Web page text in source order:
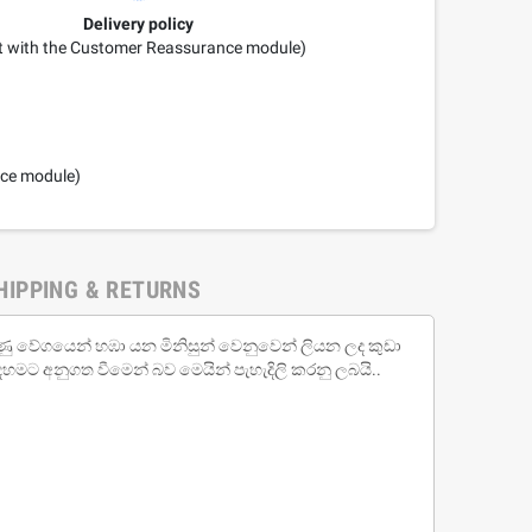
Delivery policy
with the Customer Reassurance module)
module)
& RETURNS
වේගයෙන් හඹා යන මිනිසුන් වෙනුවෙන් ලියන ලද කුඩා
අනුගත වීමෙන් බව මෙයින් පැහැදිලි කරනු ලබයි..